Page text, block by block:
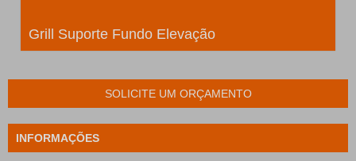
Grill Suporte Fundo Elevação
SOLICITE UM ORÇAMENTO
INFORMAÇÕES